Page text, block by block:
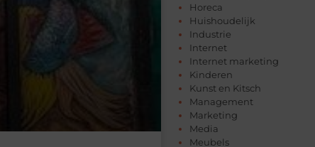
Horeca
Huishoudelijk
Industrie
Internet
Internet marketing
Kinderen
Kunst en Kitsch
Management
Marketing
Media
Meubels